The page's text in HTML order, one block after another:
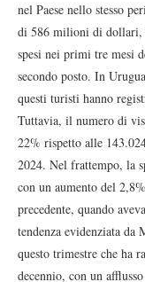
nel Paese nello stesso
di 586 milioni di
spesi nei primi tre mesi
secondo posto. In
questi turisti hanno
Tuttavia, il numero di
22% rispetto alle
2024. Nel frattempo, la
con un aumento del
precedente, quando
tendenza evidenziata
questo trimestre che ha
decennio, con un